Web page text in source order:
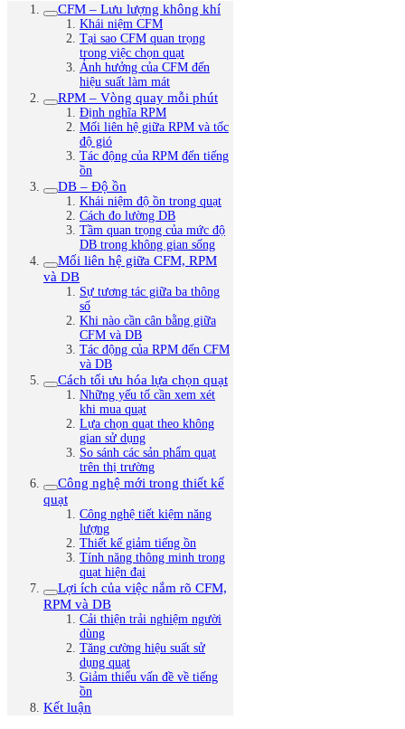
CFM – Lưu lượng không khí
Khái niệm CFM
Tại sao CFM quan trọng
trong việc chọn quạt
Ảnh hưởng của CFM đến
hiệu suất làm mát
RPM – Vòng quay mỗi phút
Định nghĩa RPM
Mối liên hệ giữa RPM và tốc
độ gió
Tác động của RPM đến tiếng
ồn
DB – Độ ồn
Khái niệm độ ồn trong quạt
Cách đo lường DB
Tầm quan trọng của mức độ
DB trong không gian sống
Mối liên hệ giữa CFM, RPM
và DB
Sự tương tác giữa ba thông
số
Khi nào cần cân bằng giữa
CFM và DB
Tác động của RPM đến CFM
và DB
Cách tối ưu hóa lựa chọn quạt
Những yếu tố cần xem xét
khi mua quạt
Lựa chọn quạt theo không
gian sử dụng
So sánh các sản phẩm quạt
trên thị trường
Công nghệ mới trong thiết kế
quạt
Công nghệ tiết kiệm năng
lượng
Thiết kế giảm tiếng ồn
Tính năng thông minh trong
quạt hiện đại
Lợi ích của việc nắm rõ CFM,
RPM và DB
Cải thiện trải nghiệm người
dùng
Tăng cường hiệu suất sử
dụng quạt
Giảm thiểu vấn đề về tiếng
ồn
Kết luận